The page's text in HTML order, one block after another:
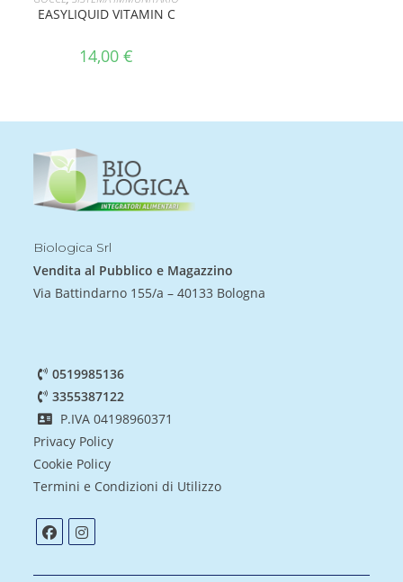
EASYLIQUID VITAMIN C
14,00€
Biologica Srl
Vendita al Pubblico e Magazzino
Via Battindarno 155/a – 40133 Bologna
0519985136
3355387122
P.IVA 04198960371
Privacy Policy
Cookie Policy
Termini e Condizioni di Utilizzo